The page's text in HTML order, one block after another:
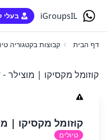
iGroupsIL בעלי
דף הבית קבוצות בקטגוריה
קוזומל מקסיקו | מוצילר
קוזומל מקסיקו |
טיולים